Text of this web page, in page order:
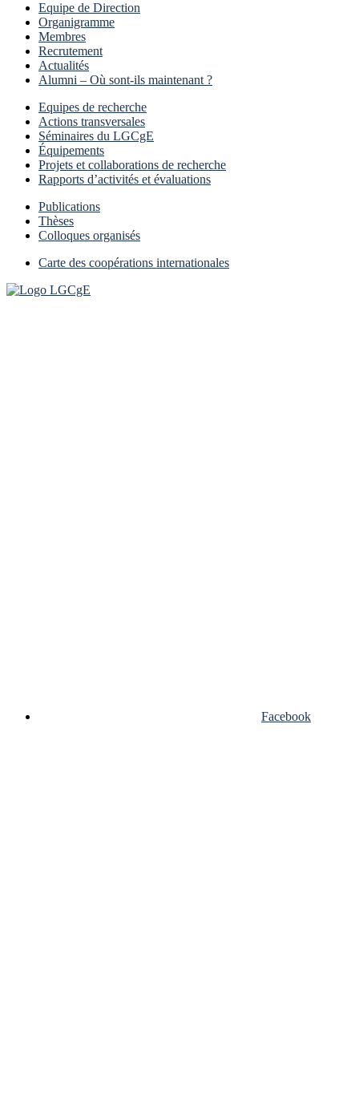
Equipe de Direction
Organigramme
Membres
Recrutement
Actualités
Alumni – Où sont-ils maintenant ?
Equipes de recherche
Actions transversales
Séminaires du LGCgE
Équipements
Projets et collaborations de recherche
Rapports d’activités et évaluations
Publications
Thèses
Colloques organisés
Carte des coopérations internationales
Facebook